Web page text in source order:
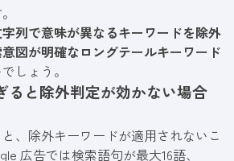
列で意味が異なるキーワードを除外
図が明確なロングテールキーワード
しょう。
ると除外判定が効かない場合
、除外キーワードが適用されないこ
広告では検索語句が最大16語、